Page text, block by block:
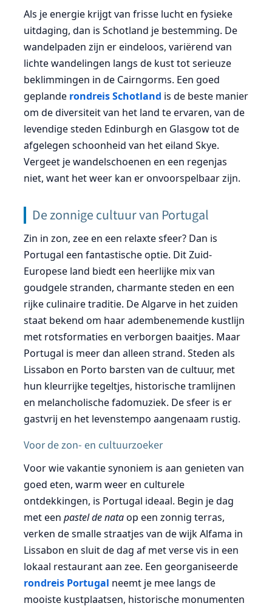
Als je energie krijgt van frisse lucht en fysieke
uitdaging, dan is Schotland je bestemming. De
wandelpaden zijn er eindeloos, variërend van
lichte wandelingen langs de kust tot serieuze
beklimmingen in de Cairngorms. Een goed
geplande rondreis Schotland is de beste manier
om de diversiteit van het land te ervaren, van de
levendige steden Edinburgh en Glasgow tot de
afgelegen schoonheid van het eiland Skye.
Vergeet je wandelschoenen en een regenjas
niet, want het weer kan er onvoorspelbaar zijn.
De zonnige cultuur van Portugal
Zin in zon, zee en een relaxte sfeer? Dan is
Portugal een fantastische optie. Dit Zuid-
Europese land biedt een heerlijke mix van
goudgele stranden, charmante steden en een
rijke culinaire traditie. De Algarve in het zuiden
staat bekend om haar adembenemende kustlijn
met rotsformaties en verborgen baaitjes. Maar
Portugal is meer dan alleen strand. Steden als
Lissabon en Porto barsten van de cultuur, met
hun kleurrijke tegeltjes, historische tramlijnen
en melancholische fadomuziek. De sfeer is er
gastvrij en het levenstempo aangenaam rustig.
Voor de zon- en cultuurzoeker
Voor wie vakantie synoniem is aan genieten van
goed eten, warm weer en culturele
ontdekkingen, is Portugal ideaal. Begin je dag
met een pastel de nataop een zonnig terras,
verken de smalle straatjes van de wijk Alfama in
Lissabon en sluit de dag af met verse vis in een
lokaal restaurant aan zee. Een georganiseerde
rondreis Portugal neemt je mee langs de
mooiste kustplaatsen, historische monumenten